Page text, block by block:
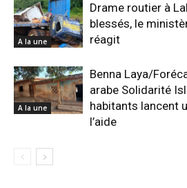
A la une
Drame routier à
blessés, le
réagit
A la une
Benna Laya/
arabe Solidarité
habitants lancent
l’aide